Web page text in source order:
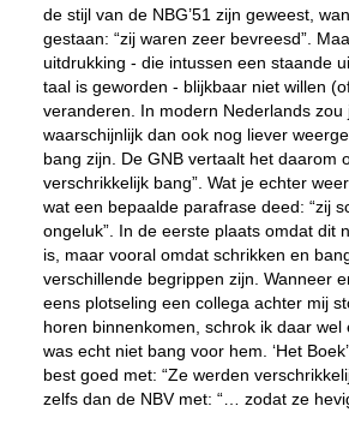
de stijl van de NBG’51 zijn geweest,
gestaan: “zij waren zeer bevreesd”.
uitdrukking - die intussen een staande
taal is geworden - blijkbaar niet willen
veranderen. In modern Nederlands zou
waarschijnlijk dan ook nog liever
bang zijn. De GNB vertaalt het daarom
verschrikkelijk bang”. Wat je echter
wat een bepaalde parafrase deed: “zij
ongeluk”. In de eerste plaats omdat dit
is, maar vooral omdat schrikken en
verschillende begrippen zijn. Wanneer
eens plotseling een collega achter mij
horen binnenkomen, schrok ik daar wel
was echt niet bang voor hem. ‘Het
best goed met: “Ze werden
zelfs dan de NBV met: “… zodat ze